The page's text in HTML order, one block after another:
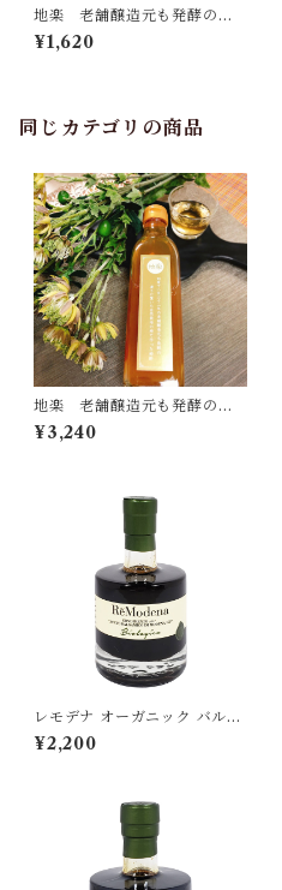
地楽 老舗醸造元も発酵の凄
さに驚いた自然栽培の柿で作
った柿酢 300ml[宅急便・398
¥1,620
同じカテゴリの商品
地楽 老舗醸造元も発酵の凄
さに驚いた自然栽培の柿で作
った柿酢 300ml×2個セット
¥3,240
レモデナ オーガニック バルサ
ミコ ディ モデナ IGP 100ml
ReModena 有機バルサミコ酢
¥2,200